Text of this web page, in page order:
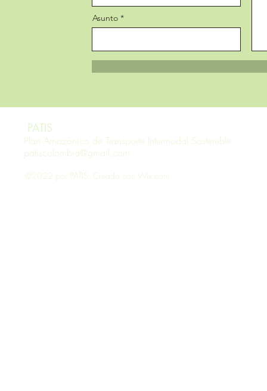
Asunto
PATIS
patiscolombia@gmail.com
Plan Amazónico de Transporte Intermodal Sostenible
©2022 por PATIS. Creado con Wix.com